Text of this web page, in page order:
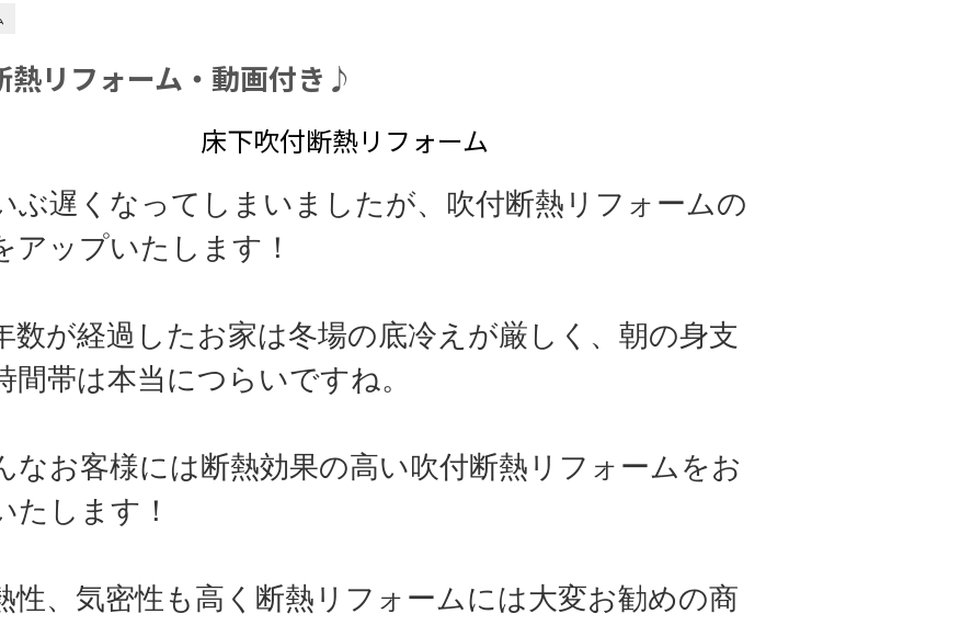
熱リフォーム・動画付き♪
床下吹付断熱リフォーム
遅くなってしまいましたが、吹付断熱リフォームの
アップいたします！
が経過したお家は冬場の底冷えが厳しく、朝の身支
間帯は本当につらいですね。
お客様には断熱効果の高い吹付断熱リフォームをお
たします！
、気密性も高く断熱リフォームには大変お勧めの商